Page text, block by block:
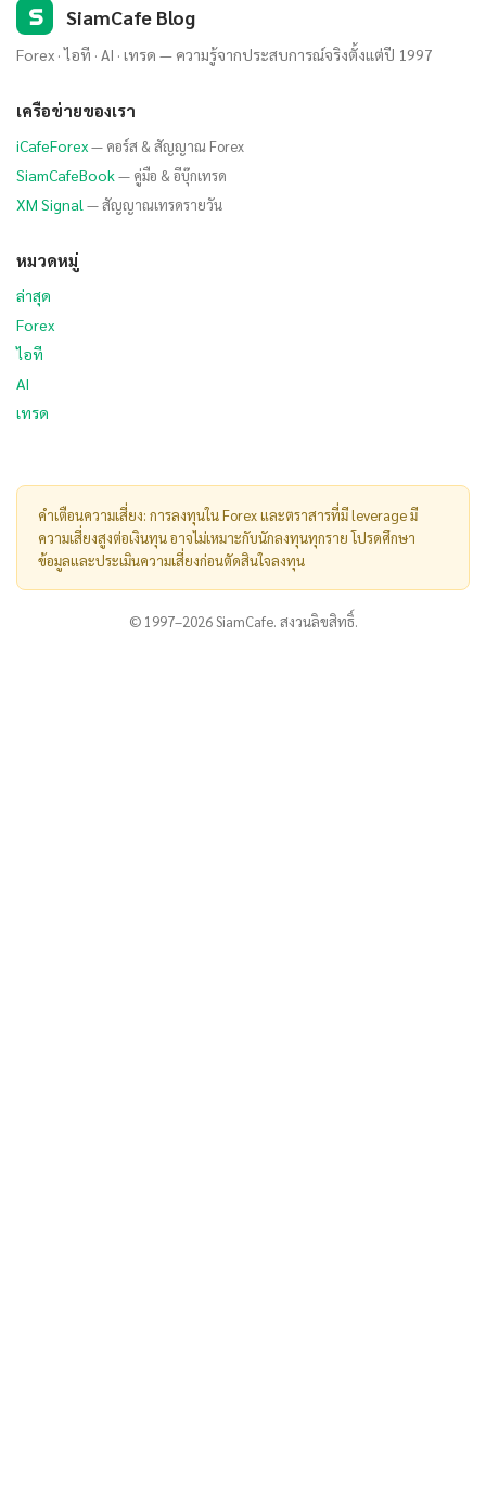
S SiamCafe Blog
Forex · ไอที · AI · เทรด — ความรู้จากประสบการณ์จริงตั้งแต่ปี 1997
เครือข่ายของเรา
iCafeForex— คอร์ส & สัญญาณ Forex
SiamCafeBook— คู่มือ & อีบุ๊กเทรด
XM Signal — สัญญาณเทรดรายวัน
หมวดหมู่
ล่าสุด
Forex
ไอที
AI
เทรด
คำเตือนความเสี่ยง: การลงทุนใน Forex และตราสารที่มี leverage มี
ความเสี่ยงสูงต่อเงินทุน อาจไม่เหมาะกับนักลงทุนทุกราย โปรดศึกษา
ข้อมูลและประเมินความเสี่ยงก่อนตัดสินใจลงทุน
© 1997–2026 SiamCafe. สงวนลิขสิทธิ์.